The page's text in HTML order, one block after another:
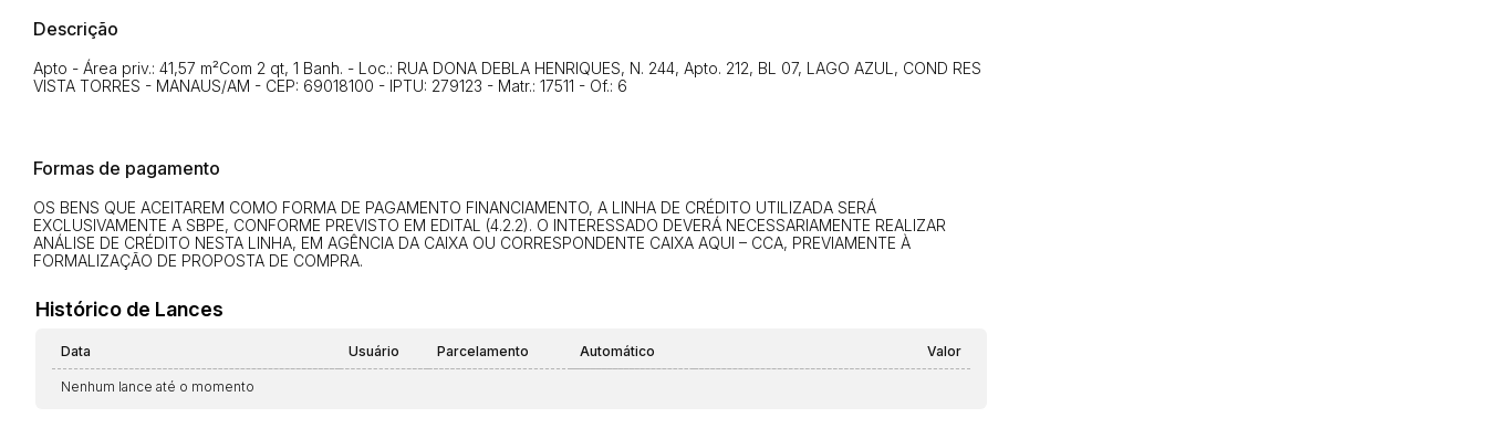
Descrição
Apto - Área priv.: 41,57 m²Com 2 qt, 1 Banh. - Loc.: RUA DONA DEBLA HENRIQUES, N. 244, Apto. 212, BL 07, LAGO AZUL, COND RES
VISTA TORRES - MANAUS/AM - CEP: 69018100 - IPTU: 279123 - Matr.: 17511 - Of.: 6
Formas de pagamento
OS BENS QUE ACEITAREM COMO FORMA DE PAGAMENTO FINANCIAMENTO, A LINHA DE CRÉDITO UTILIZADA SERÁ
EXCLUSIVAMENTE A SBPE, CONFORME PREVISTO EM EDITAL (4.2.2). O INTERESSADO DEVERÁ NECESSARIAMENTE REALIZAR
ANÁLISE DE CRÉDITO NESTA LINHA, EM AGÊNCIA DA CAIXA OU CORRESPONDENTE CAIXA AQUI – CCA, PREVIAMENTE À
FORMALIZAÇÃO DE PROPOSTA DE COMPRA.
Histórico de Lances
Data Usuário Parcelamento Automático Valor
Nenhum lance até o momento
14/04/2025 18:43:11 TIAGOFELIPE